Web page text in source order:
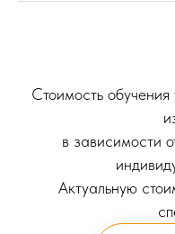
Стоимость
в зависимости
Актуальную